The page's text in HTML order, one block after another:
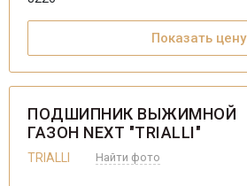
Показать цену
ПОДШИПНИК ВЫЖИМНОЙ
ГАЗОН NEXT "TRIALLI"
TRIALLI Найти фото